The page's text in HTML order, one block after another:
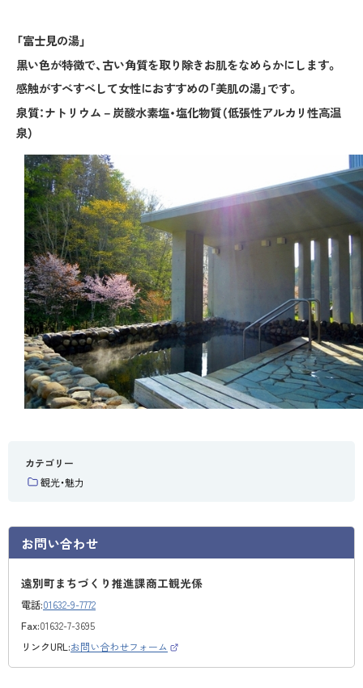
「富士見の湯」
黒い色が特徴で、古い角質を取り除きお肌をなめらかにします。
感触がすべすべして女性におすすめの「美肌の湯」です。
泉質：ナトリウム－炭酸水素塩・塩化物質（低張性アルカリ性高温
泉）
カテゴリー
観光・魅力
お問い合わせ
遠別町まちづくり推進課商工観光係
電話:01632-9-7772
Fax:01632-7-3695
リンクURL:お問い合わせフォーム
外